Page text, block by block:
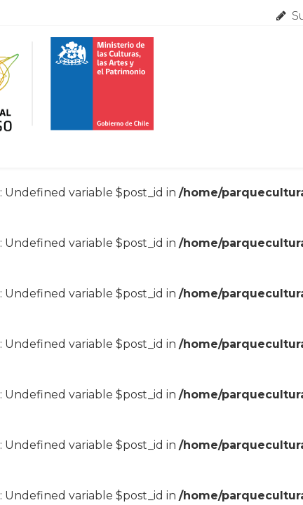
: Undefined variable $post_id in/home/
: Undefined variable $post_id in/home/
: Undefined variable $post_id in/home/
: Undefined variable $post_id in/home/
: Undefined variable $post_id in/home/
: Undefined variable $post_id in/home/
: Undefined variable $post_id in/home/